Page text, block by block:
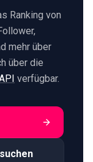
Ranking von
mehr über
über die
verfügbar.